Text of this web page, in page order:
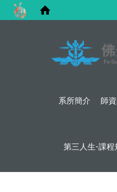
系所簡介 師
第三人生-課程